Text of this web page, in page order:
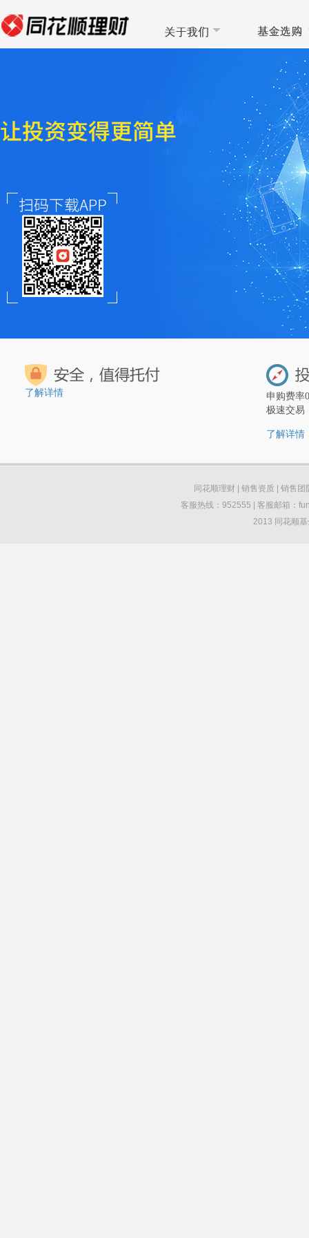
了解详情
申购费率
极速交易
了解详情
同花顺理财 销售资质
销售团
客服热线：952555 | 客服邮箱：
2013 同花顺